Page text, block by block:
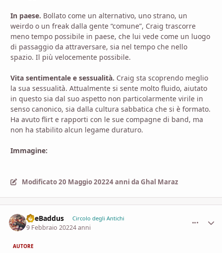
In paese. Bollato come un alternativo, uno strano, un
weirdo o un freak dalla gente “comune”, Craig trascorre
meno tempo possibile in paese, che lui vede come un luogo
di passaggio da attraversare, sia nel tempo che nello
spazio. Il più velocemente possibile.
Vita sentimentale e sessualità. Craig sta scoprendo meglio
la sua sessualità. Attualmente si sente molto fluido, aiutato
in questo sia dal suo aspetto non particolarmente virile in
senso canonico, sia dalla cultura sabbatica che si è formato.
Ha avuto flirt e rapporti con le sue compagne di band, ma
non ha stabilito alcun legame duraturo.
Immagine:
Modificato20 Maggio 20224 anni da Ghal Maraz
TheBaddus Circolo degli Antichi
9 Febbraio 20224 anni
AUTORE